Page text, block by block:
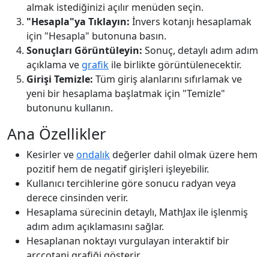
almak istediğinizi açılır menüden seçin.
"Hesapla"ya Tıklayın: İnvers kotanjı hesaplamak
için "Hesapla" butonuna basın.
Sonuçları Görüntüleyin: Sonuç, detaylı adım adım
açıklama ve grafik ile birlikte görüntülenecektir.
Girişi Temizle: Tüm giriş alanlarını sıfırlamak ve
yeni bir hesaplama başlatmak için "Temizle"
butonunu kullanın.
Ana Özellikler
Kesirler veondalıkdeğerler dahil olmak üzere hem
pozitif hem de negatif girişleri işleyebilir.
Kullanıcı tercihlerine göre sonucu radyan veya
derece cinsinden verir.
Hesaplama sürecinin detaylı, MathJax ile işlenmiş
adım adım açıklamasını sağlar.
Hesaplanan noktayı vurgulayan interaktif bir